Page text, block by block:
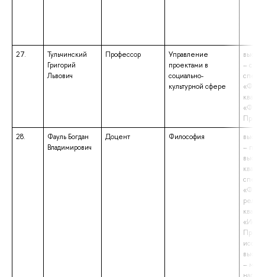
27.
Тульчинский
Григорий
Львович
Профессор
Управление
проектами в
социально-
культурной сфере
–
28.
Фауль Богдан
Владимирович
Доцент Философия
–
–